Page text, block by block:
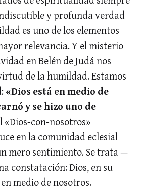
y profunda verdad
es uno de los elementos
relevancia. Y el misterio
en Belén de Judá nos
de la humildad. Estamos
«Dios está en medio de
y se hizo uno de
«Dios-con-nosotros»
en la comunidad eclesial
mero sentimiento. Se trata —
constatación: Dios, en su
medio de nosotros.